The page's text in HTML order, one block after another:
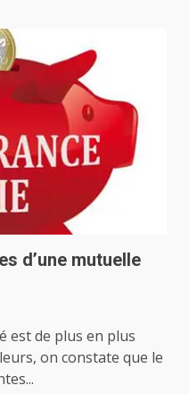
d’une mutuelle
est de plus en plus
on constate que le